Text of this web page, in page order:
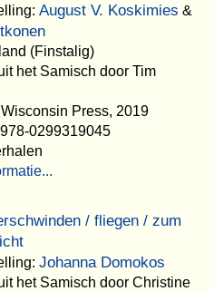
August V. Koskimies &
(Finstalig)
het Samisch door Tim
Press, 2019
0299319045
/ fliegen / zum
Johanna Domokos
het Samisch door Christine